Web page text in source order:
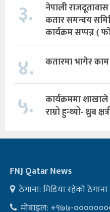
३.
नेपाली
कतार समन्वय
कार्यक्रम सप्पन्न (
४. कतारमा भागेर काम
५.
कार्यक्रममा
राम्रो हुन्थ्यो- ध्रुब
FNJ Qatar News
ठेगाना: मिडिया रहेको ठेगाना
मोबाइल: +९७७-